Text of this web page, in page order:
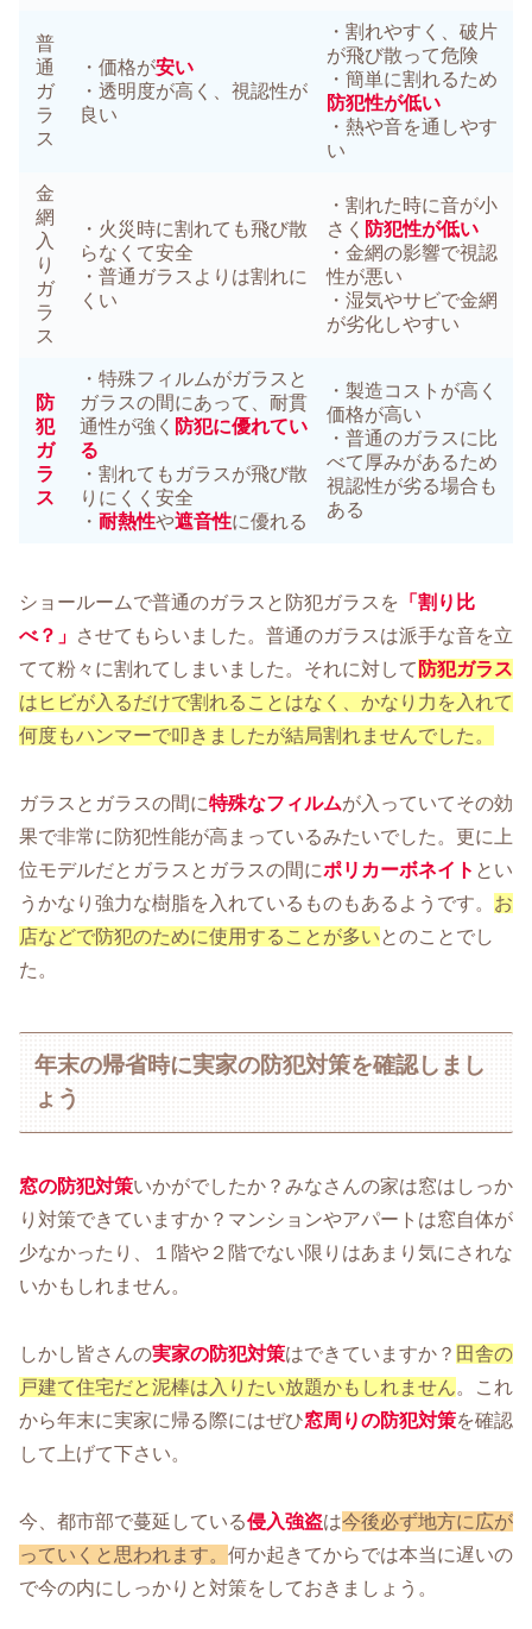
普
通
ガ
ラ
ス
・価格が安い
・透明度が高く、視認性が
良い
・割れやすく、破片
が飛び散って危険
・簡単に割れるため
防犯性が低い
・熱や音を通しやす
い
金
網
入
り
ガ
ラ
ス
・火災時に割れても飛び散
らなくて安全
・普通ガラスよりは割れに
くい
・割れた時に音が小
さく 防犯性が低い
・金網の影響で視認
性が悪い
・湿気やサビで金網
が劣化しやすい
防
犯
ガ
ラ
ス
・特殊フィルムがガラスと
ガラスの間にあって、耐貫
通性が強く 防犯に優れてい
る
・割れてもガラスが飛び散
りにくく安全
・ 耐熱性や遮音性に優れる
・製造コストが高く
価格が高い
・普通のガラスに比
べて厚みがあるため
視認性が劣る場合も
ある
ショールームで普通のガラスと防犯ガラスを
「割り比
べ？」 させてもらいました。普通のガラスは派手な音を立
てて粉々に割れてしまいました。それに対して 防犯ガラス
はヒビが入るだけで割れることはなく、かなり力を入れて
何度もハンマーで叩きましたが結局割れませんでした。
ガラスとガラスの間に特殊なフィルムが入っていてその効
果で非常に防犯性能が高まっているみたいでした。更に上
位モデルだとガラスとガラスの間にポリカーボネイト とい
うかなり強力な樹脂を入れているものもあるようです。 お
店などで防犯のために使用することが多いとのことでし
た。
年末の帰省時に実家の防犯対策を確認しまし
ょう
窓の防犯対策いかがでしたか？みなさんの家は窓はしっか
り対策できていますか？マンションやアパートは窓自体が
少なかったり、１階や２階でない限りはあまり気にされな
いかもしれません。
しかし皆さんの実家の防犯対策はできていますか？ 田舎の
戸建て住宅だと泥棒は入りたい放題かもしれません。これ
から年末に実家に帰る際にはぜひ窓周りの防犯対策を確認
して上げて下さい。
今、都市部で蔓延している侵入強盗は今後必ず地方に広が
っていくと思われます。 何か起きてからでは本当に遅いの
で今の内にしっかりと対策をしておきましょう。